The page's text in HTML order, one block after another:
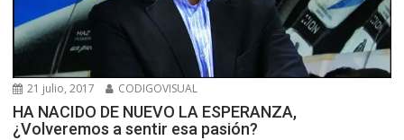
21 julio, 2017 CODIGOVISUAL
HA NACIDO DE NUEVO LA ESPERANZA,
¿Volveremos a sentir esa pasión?